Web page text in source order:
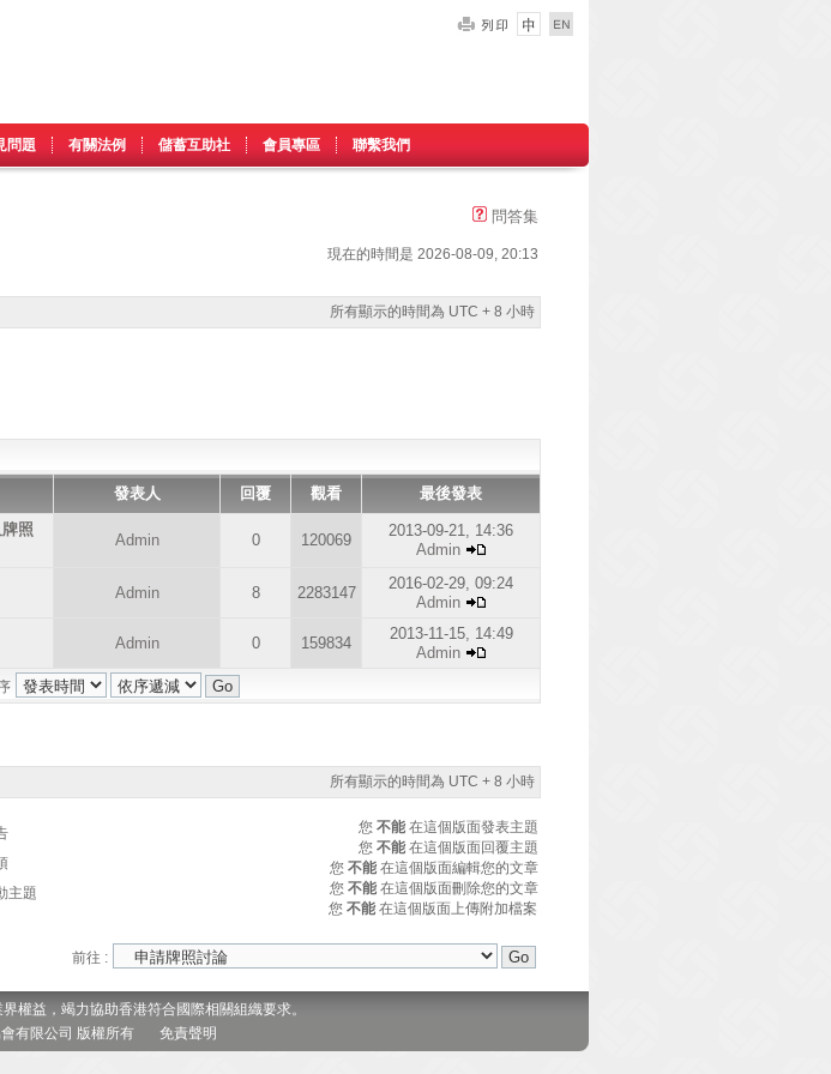
問題 有關法例 儲蓄互助社 會員專區 聯繫我們
問答集
現在的時間是 2026-08-09, 20:13
所有顯示的時間為 UTC + 8 小時
發表人 回覆 觀看
最後發表
照
Admin 0 120069
2013-09-21, 14:36
Admin
Admin 8 2283147
2016-02-29, 09:24
Admin
Admin 0 159834
2013-11-15, 14:49
Admin
所有顯示的時間為 UTC + 8 小時
主題
您 不能 在這個版面發表主題
您 不能 在這個版面回覆主題
您 不能 在這個版面編輯您的文章
您 不能 在這個版面刪除您的文章
您 不能 在這個版面上傳附加檔案
前往 :
權益，竭力協助香港符合國際相關組織要求。
會有限公司 版權所有 免責聲明